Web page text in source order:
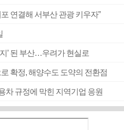
연결해 서부산 관광 키우자”
’ 된 부산…우려가 현실로
확정, 해양수도 도약의 전환점
차 규정에 막힌 지역기업 응원